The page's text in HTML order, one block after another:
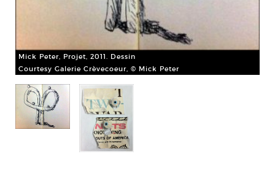
Mick Peter, Projet, 2011. Dessin
Courtesy Galerie Crèvecoeur, © Mick Peter